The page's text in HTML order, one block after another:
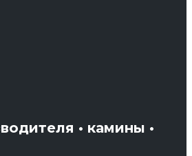
• камины •